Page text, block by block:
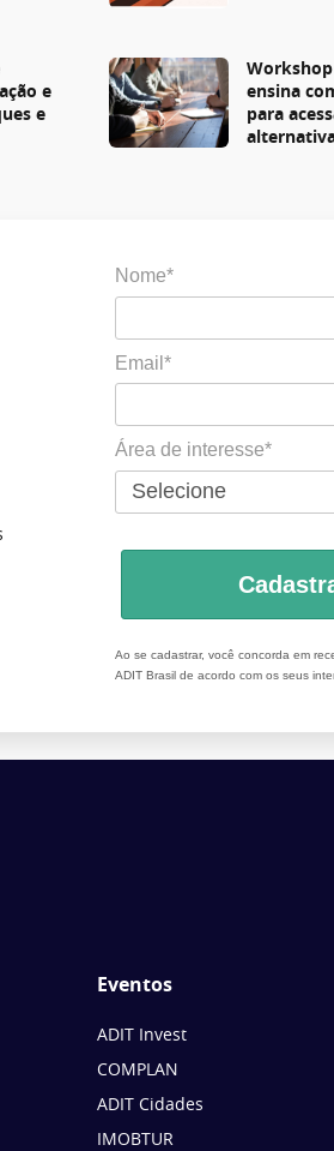
e
e
ensina
para
Nome*
Email*
Área de interesse*
Ao se cadastrar, você concorda em
ADIT Brasil de acordo com os seus
Eventos
ADIT Invest
COMPLAN
ADIT Cidades
IMOBTUR